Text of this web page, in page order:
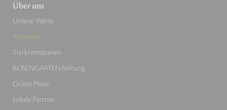
Über uns
Unsere Werte
Aktuelles
Tierkrematorien
ROSENGARTEN-Stiftung
Grüne Pfote
Lokale Partner